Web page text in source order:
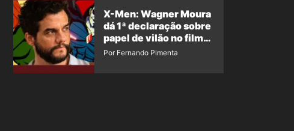
X-Men: Wagner Moura
dá 1ª declaração sobre
papel de vilão no filme
da Marvel
Por Fernando Pimenta